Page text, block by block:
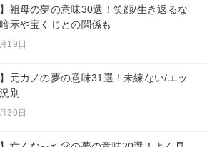
】祖母の夢の意味30選！笑顔/生き返るな
示や宝くじとの関係も
19日
】元カノの夢の意味31選！未練ない/エッ
別
30日